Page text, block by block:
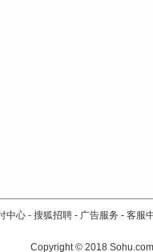
中心 - 搜狐招聘 - 广告服务 - 客服
Copyright ©2018